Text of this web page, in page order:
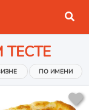
ПО ИМЕНИ